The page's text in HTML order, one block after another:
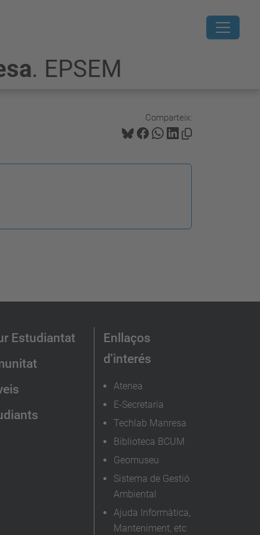
. EPSEM
Comparteix:
Estudiantat
Enllaços
d'interés
Atenea
E-Secretaria
Techlab Manresa
Biblioteca BCUM
Geomuseu
Sistema de Gestió
Ambiental
Ajuda Informàtica,
Manteniment, etc